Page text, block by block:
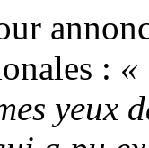
: «
yeux